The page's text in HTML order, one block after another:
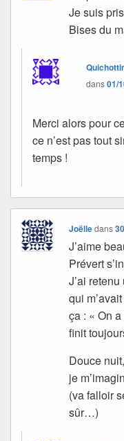
Je suis
Bises du
dans01/
Merci alors pour
ce n’est pas tout
temps !
Joëlledans
J’aime
Prévert
J’ai
qui
ça : « On
finit
Douce
je
(va falloir
sûr…)